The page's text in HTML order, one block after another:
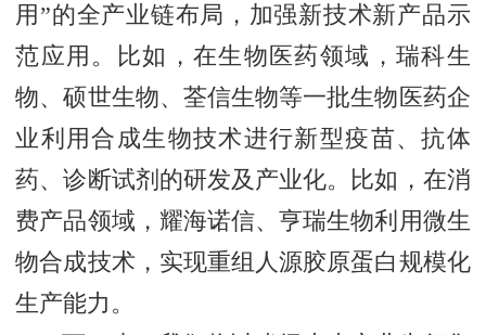
用”的全产业链布局，加强新技术新产品示
范应用。比如，在生物医药领域，瑞科生
物、硕世生物、荃信生物等一批生物医药企
业利用合成生物技术进行新型疫苗、抗体
药、诊断试剂的研发及产业化。比如，在消
费产品领域，耀海诺信、亨瑞生物利用微生
物合成技术，实现重组人源胶原蛋白规模化
生产能力。